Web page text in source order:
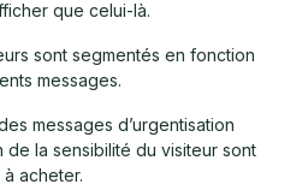
que celui-là.
sont segmentés en fonction
messages.
messages d’urgentisation
la sensibilité du visiteur sont
acheter.